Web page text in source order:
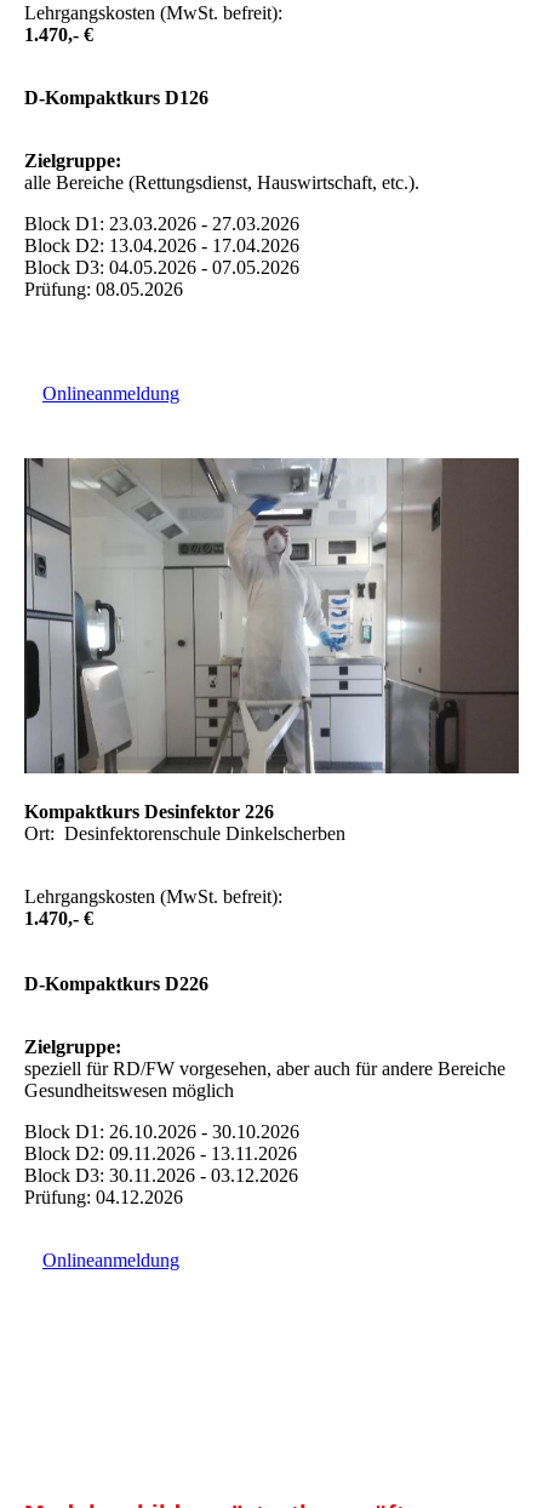
Lehrgangskosten (MwSt. befreit):
1.470,- €
D-Kompaktkurs D126
Zielgruppe:
alle Bereiche (Rettungsdienst, Hauswirtschaft, etc.).
Block D1: 23.03.2026 - 27.03.2026
Block D2: 13.04.2026 - 17.04.2026
Block D3: 04.05.2026 - 07.05.2026
Prüfung: 08.05.2026
Onlineanmeldung
Kompaktkurs Desinfektor 226
Ort: Desinfektorenschule Dinkelscherben
Lehrgangskosten (MwSt. befreit):
1.470,- €
D-Kompaktkurs D226
Zielgruppe:
speziell für RD/FW vorgesehen, aber auch für andere Bereiche
Gesundheitswesen möglich
Block D1: 26.10.2026 - 30.10.2026
Block D2: 09.11.2026 - 13.11.2026
Block D3: 30.11.2026 - 03.12.2026
Prüfung: 04.12.2026
Onlineanmeldung